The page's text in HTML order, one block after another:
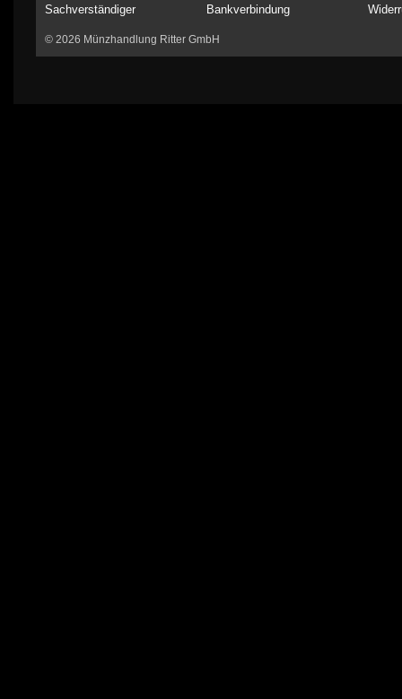
Sachverständiger
Bankverbindung
© 2026 Münzhandlung Ritter GmbH